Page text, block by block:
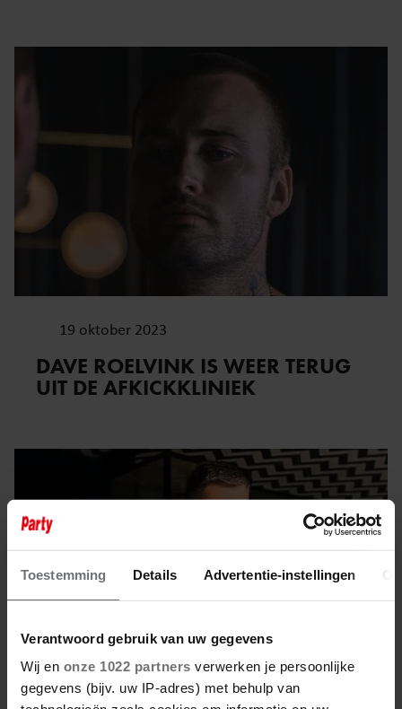
Toestemming Details Advertentie-instellingen
Verantwoord gebruik van uw gegevens
Wij en onze 1022 partners verwerken je persoonlijke
gegevens (bijv. uw IP-adres) met behulp van
19 oktober 2023
DAVE ROELVINK IS WEER TERUG
UIT DE AFKICKKLINIEK